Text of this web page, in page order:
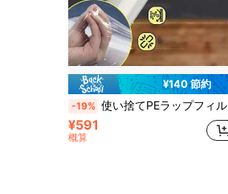
¥140 節約
-19% 使い捨てPEラップフィルム、キッチン冷蔵庫食品の残り物果物プラスチック密封ラップ、無臭漏れ防止ほこり防止冷凍保存カバー、冷蔵庫保存カバー、キッチン野菜果物保存フィルム
¥591
概算